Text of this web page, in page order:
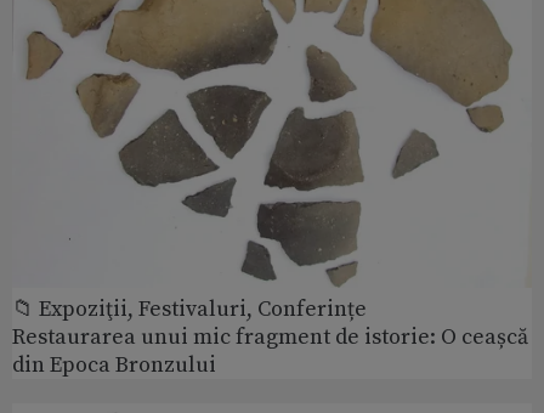
📁 Expoziţii, Festivaluri, Conferințe
Restaurarea unui mic fragment de istorie: O ceașcă
din Epoca Bronzului